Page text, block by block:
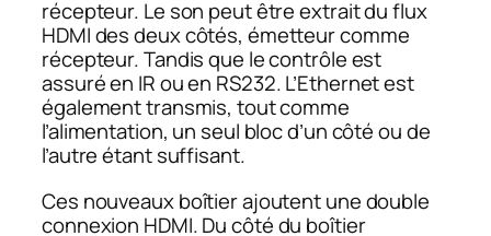
récepteur. Le son peut être extrait du flux
HDMI des deux côtés, émetteur comme
récepteur. Tandis que le contrôle est
assuré en IR ou en RS232. L’Ethernet est
également transmis, tout comme
l’alimentation, un seul bloc d’un côté ou de
l’autre étant suffisant.
Ces nouveaux boîtier ajoutent une double
connexion HDMI. Du côté du boîtier